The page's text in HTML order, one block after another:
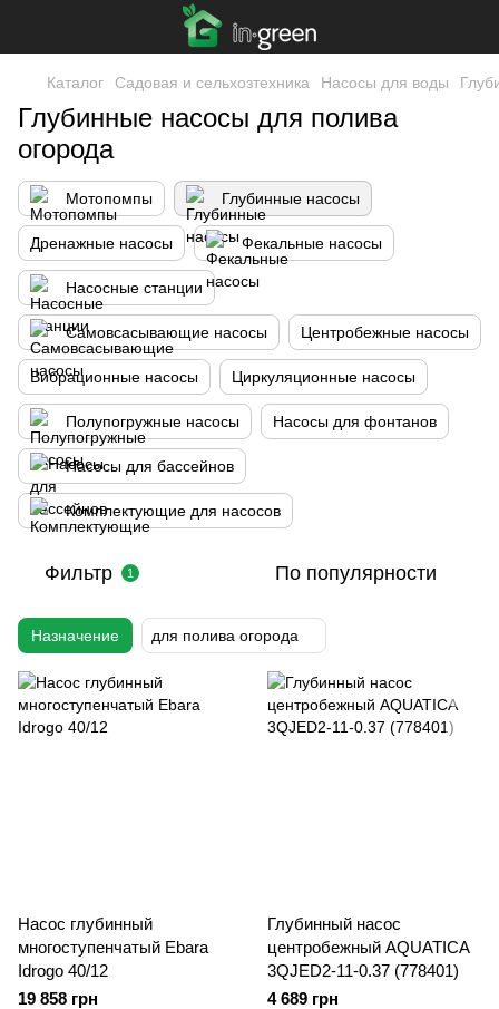
Каталог Садовая и сельхозтехника Насосы для воды
Глубинные насосы для полива
огорода
Мотопомпы Глубинные насосы
Дренажные насосы Фекальные насосы
Насосные станции
Самовсасывающие насосы Центробежные насосы
Вибрационные насосы Циркуляционные насосы
Полупогружные насосы Насосы для фонтанов
Насосы для бассейнов
Комплектующие для насосов
Фильтр 1 По популярности
Назначение для полива огорода
Насос глубинный
многоступенчатый Ebara
Idrogo 40/12
19 858 грн
Глубинный насос
центробежный AQUATICA
3QJED2-11-0.37 (778401)
4 689 грн